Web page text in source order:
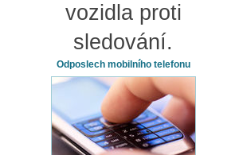
vozidla proti
sledování.
Odposlech mobilního telefonu